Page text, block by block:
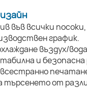
във всички
график.
въздух/
и
търсенето от